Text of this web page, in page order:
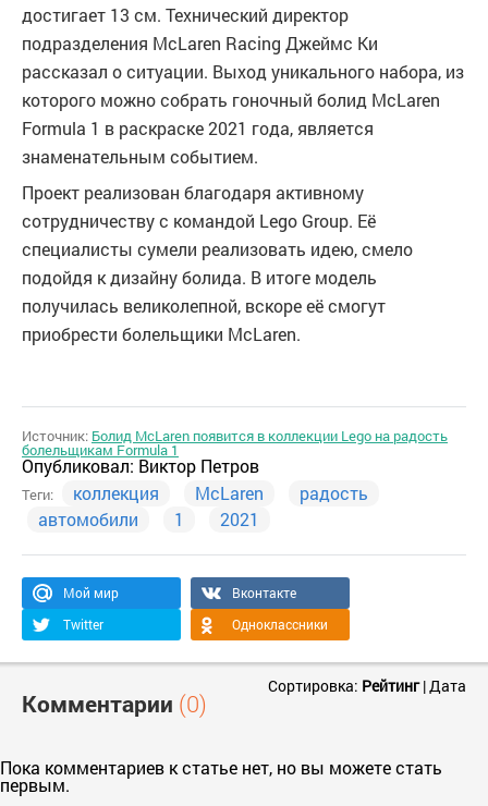
достигает 13 см. Технический директор
подразделения McLaren Racing Джеймс Ки
рассказал о ситуации. Выход уникального набора, из
которого можно собрать гоночный болид McLaren
Formula 1 в раскраске 2021 года, является
знаменательным событием.
Проект реализован благодаря активному
сотрудничеству с командой Lego Group. Её
специалисты сумели реализовать идею, смело
подойдя к дизайну болида. В итоге модель
получилась великолепной, вскоре её смогут
приобрести болельщики McLaren.
Источник: Болид McLaren появится в коллекции Lego на радость
болельщикам Formula 1
Опубликовал: Виктор Петров
Теги: коллекция McLaren
радость
автомобили
1 2021
Мой мир
Вконтакте
Twitter
Одноклассники
Комментарии (0)
Сортировка: Рейтинг|Дата
Пока комментариев к статье нет, но вы можете стать
первым.